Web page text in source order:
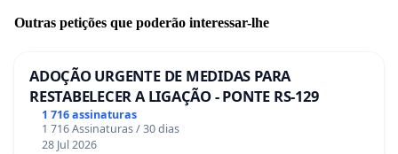
Outras petições que poderão interessar-lhe
ADOÇÃO URGENTE DE MEDIDAS PARA
RESTABELECER A LIGAÇÃO - PONTE RS-129
1 716 assinaturas
1 716 Assinaturas / 30 dias
28 Jul 2026